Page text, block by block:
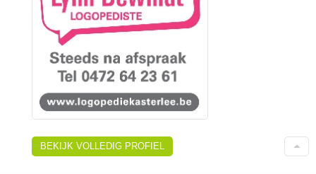
BEKIJK VOLLEDIG PROFIEL